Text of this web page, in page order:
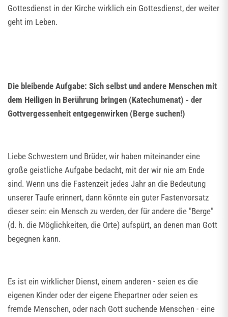
Gottesdienst in der Kirche wirklich ein Gottesdienst, der weiter
geht im Leben.
Die bleibende Aufgabe: Sich selbst und andere Menschen mit
dem Heiligen in Berührung bringen (Katechumenat) - der
Gottvergessenheit entgegenwirken (Berge suchen!)
Liebe Schwestern und Brüder, wir haben miteinander eine
große geistliche Aufgabe bedacht, mit der wir nie am Ende
sind. Wenn uns die Fastenzeit jedes Jahr an die Bedeutung
unserer Taufe erinnert, dann könnte ein guter Fastenvorsatz
dieser sein: ein Mensch zu werden, der für andere die "Berge"
(d. h. die Möglichkeiten, die Orte) aufspürt, an denen man Gott
begegnen kann.
Es ist ein wirklicher Dienst, einem anderen - seien es die
eigenen Kinder oder der eigene Ehepartner oder seien es
fremde Menschen, oder nach Gott suchende Menschen - eine